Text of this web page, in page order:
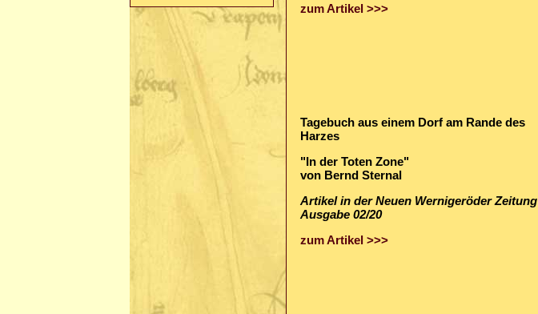
zum Artikel >>>
Tagebuch aus einem Dorf am Rande des
Harzes
"In der Toten Zone"
von Bernd Sternal
Artikel in der Neuen Wernigeröder Zeitung
Ausgabe 02/20
zum Artikel >>>